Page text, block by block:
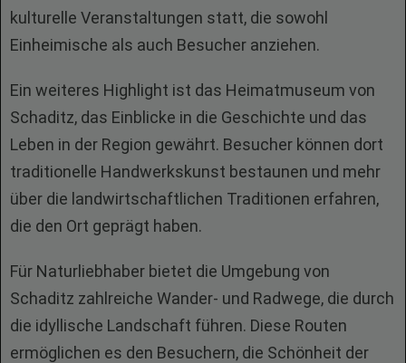
kulturelle Veranstaltungen statt, die sowohl
Einheimische als auch Besucher anziehen.
Ein weiteres Highlight ist das Heimatmuseum von
Schaditz, das Einblicke in die Geschichte und das
Leben in der Region gewährt. Besucher können dort
traditionelle Handwerkskunst bestaunen und mehr
über die landwirtschaftlichen Traditionen erfahren,
die den Ort geprägt haben.
Für Naturliebhaber bietet die Umgebung von
Schaditz zahlreiche Wander- und Radwege, die durch
die idyllische Landschaft führen. Diese Routen
ermöglichen es den Besuchern, die Schönheit der